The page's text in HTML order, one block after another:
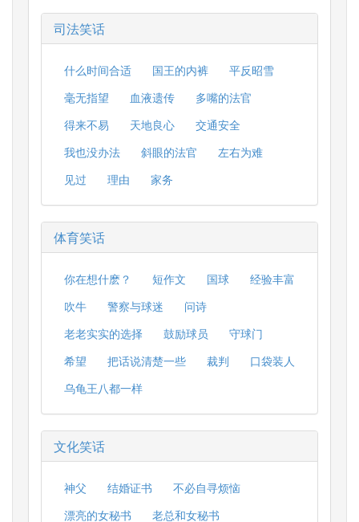
司法笑话
什么时间合适 国王的内裤
平反昭雪
毫无指望
血液遗传
多嘴的法官
得来不易
天地良心
交通安全
我也没办法
斜眼的法官
左右为难
见过
理由 家务
体育笑话
你在想什麽？ 短作文 国球
经验丰富
吹牛
警察与球迷
问诗
老老实实的选择
鼓励球员
守球门
希望
把话说清楚一些 裁判
口袋装人
乌龟王八都一样
文化笑话
神父 结婚证书
不必自寻烦恼
漂亮的女秘书
老总和女秘书